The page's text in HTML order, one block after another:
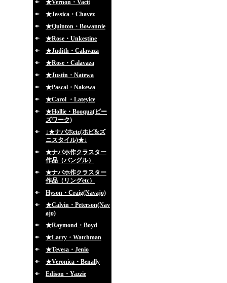
★Vernon・Vacit
★Jessica・Chavez
★Quinton・Bowannie
★Rose・Unkestine
★Judith・Calavaza
★Rose・Calavaza
★Justin・Natewa
★Pascal・Nakewa
★Carol ・Lateyice
★Hollie・Booqua(ビー
ズワーク)
↓★ナバホetc(ホピ&ズ
ニスタイル)★↓
★ナバホ作クラスター
作品（バングル）
★ナバホ作クラスター
作品（リングetc）
Hyson・Craig(Navajo)
★Calvin・Peterson(Nav
ajo)
★Raymond・Boyd
★Larry・Watchman
★Tevesa・Jenio
★Veronica・Benally
Edison・Yazzie